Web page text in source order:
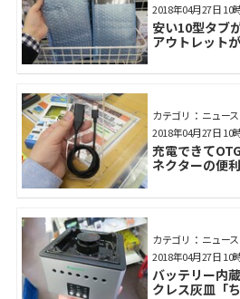
安い10型タブ
アウトレット
2018年04月27日 10
カテゴリ： ニュー
充電できて
ネクターの便
2018年04月27日 10
カテゴリ： ニュー
バッテリー内
クレス灰皿「
2018年04月27日 10